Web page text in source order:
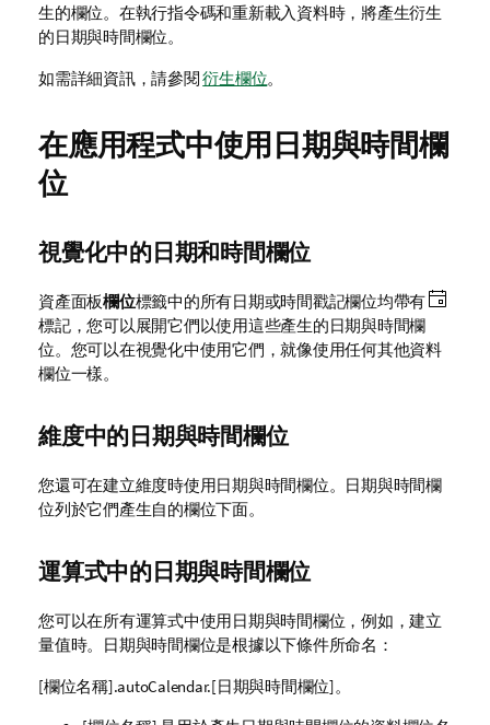
生的欄位。在執行指令碼和重新載入資料時，將產生衍生
的日期與時間欄位。
如需詳細資訊，請參閱衍生欄位。
在應用程式中使用日期與時間欄
位
視覺化中的日期和時間欄位
資產面板欄位標籤中的所有日期或時間戳記欄位均帶有
標記，您可以展開它們以使用這些產生的日期與時間欄
位。您可以在視覺化中使用它們，就像使用任何其他資料
欄位一樣。
維度中的日期與時間欄位
您還可在建立維度時使用日期與時間欄位。日期與時間欄
位列於它們產生自的欄位下面。
運算式中的日期與時間欄位
您可以在所有運算式中使用日期與時間欄位，例如，建立
量值時。日期與時間欄位是根據以下條件所命名：
[欄位名稱].autoCalendar.[日期與時間欄位]。